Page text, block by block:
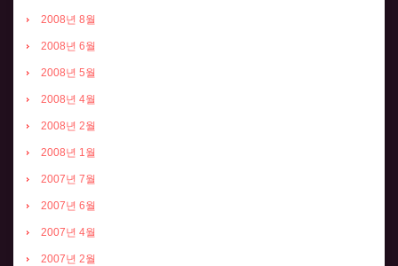
2008년 8월
2008년 6월
2008년 5월
2008년 4월
2008년 2월
2008년 1월
2007년 7월
2007년 6월
2007년 4월
2007년 2월